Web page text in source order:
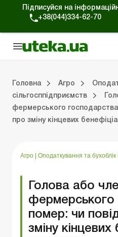
Підписуйся на
+38(044)334-62-70
Головна Агро
сільгосппідприємств
фермерського
про зміну кінцевих
Агро Оподаткування та бухоблік
Голова або
фермерського
помер: чи
зміну